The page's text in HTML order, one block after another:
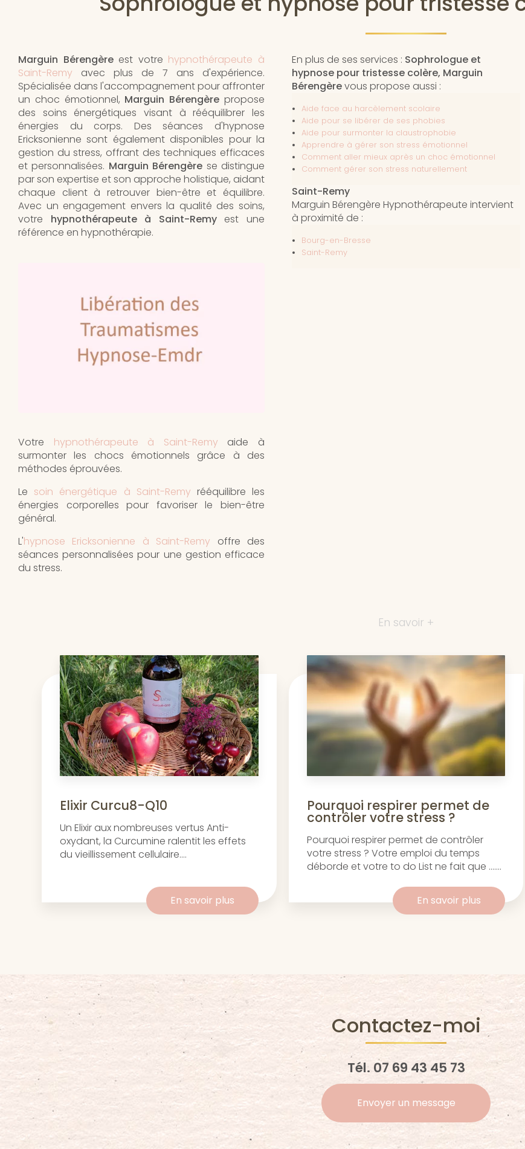
Marguin Bérengère est votre hypnothérapeute à
Saint-Remy avec plus de 7 ans d'expérience.
Spécialisée dans l'accompagnement pour affronter
un choc émotionnel, Marguin Bérengère propose
des soins énergétiques visant à rééquilibrer les
énergies du corps. Des séances d'hypnose
Ericksonienne sont également disponibles pour la
gestion du stress, offrant des techniques efficaces
et personnalisées. Marguin Bérengère se distingue
par son expertise et son approche holistique, aidant
chaque client à retrouver bien-être et équilibre.
Avec un engagement envers la qualité des soins,
votre hypnothérapeute à Saint-Remyest une
référence en hypnothérapie.
Votre hypnothérapeute à Saint-Remy aide à
surmonter les chocs émotionnels grâce à des
méthodes éprouvées.
Le soin énergétique à Saint-Remy rééquilibre les
énergies corporelles pour favoriser le bien-être
général.
L'hypnose Ericksonienne à Saint-Remy offre des
séances personnalisées pour une gestion efficace
du stress.
En plus de ses services : Sophrologue et
hypnose pour tristesse colère, Marguin
Bérengèrevous propose aussi :
Aide face au harcèlement scolaire
Aide pour se libérer de ses phobies
Aide pour surmonter la claustrophobie
Apprendre à gérer son stress émotionnel
Comment aller mieux après un choc émotionnel
Comment gérer son stress naturellement
Saint-Remy
Marguin Bérengère Hypnothérapeute intervient
à proximité de :
Bourg-en-Bresse
Saint-Remy
En savoir +
Elixir Curcu8-Q10
Un Elixir aux nombreuses vertus Anti-
oxydant, la Curcumine ralentit les effets
du vieillissement cellulaire....
En savoir plus
Pourquoi respirer permet de
contrôler votre stress ?
Pourquoi respirer permet de contrôler
votre stress ? Votre emploi du temps
déborde et votre to do List ne fait que .......
En savoir plus
Contactez-moi
Tél. 07 69 43 45 73
Envoyer un message